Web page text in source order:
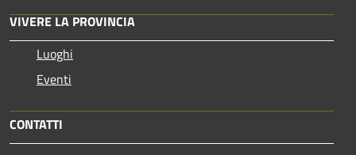
VIVERE LA PROVINCIA
Luoghi
Eventi
CONTATTI